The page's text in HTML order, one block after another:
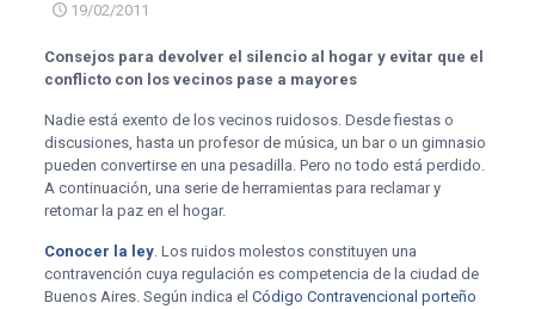
19/02/2011
Consejos para devolver el silencio al hogar y evitar que el
conflicto con los vecinos pase a mayores
Nadie está exento de los vecinos ruidosos. Desde fiestas o
discusiones, hasta un profesor de música, un bar o un gimnasio
pueden convertirse en una pesadilla. Pero no todo está perdido.
A continuación, una serie de herramientas para reclamar y
retomar la paz en el hogar.
Conocer la ley. Los ruidos molestos constituyen una
contravención cuya regulación es competencia de la ciudad de
Buenos Aires. Según indica el Código Contravencional porteño